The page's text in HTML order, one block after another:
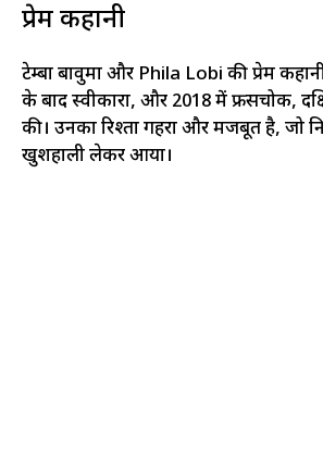
प्रेम कहानी
टेम्बा बावुमा और Phila Lobi की प्रेम
के बाद स्वीकारा, और 2018 में फ्रैंसचोक,
की। उनका रिश्ता गहरा और मजबूत है, जो
खुशहाली लेकर आया।